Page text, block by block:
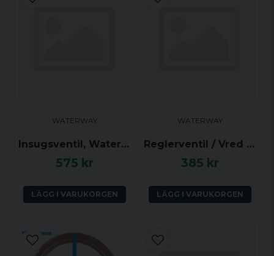
WATERWAY
Insugsventil, Waterway Hi-Flo 1.5 tum, Grått galler
575 kr
LÄGG I VARUKORGEN
WATERWAY
Reglerventil / Vred för luftflöde, 1.0 tum (ho) (Waterway)
385 kr
LÄGG I VARUKORGEN
Mejladress